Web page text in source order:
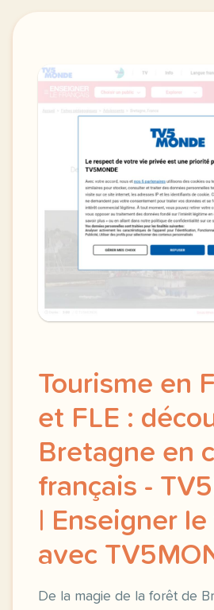
Tourisme en
et FLE :
Bretagne en
français -
| Enseigner
avec
De la magie de la forêt de